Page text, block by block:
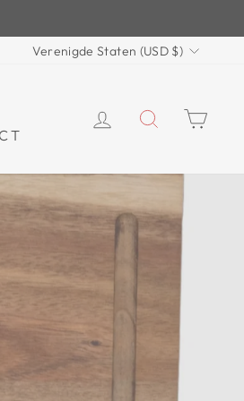
VALUTA
Verenigde Staten (USD $)
INLOGGEN
ZOEKEN